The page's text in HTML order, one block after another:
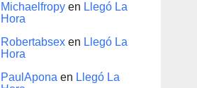
Michaelfropyen Llegó La
Hora
Robertabsexen Llegó La
Hora
PaulAponaen Llegó La